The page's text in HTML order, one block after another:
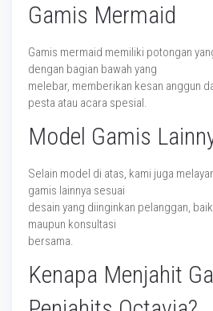
Gamis Mermaid
Gamis mermaid memiliki potongan
dengan bagian bawah yang
melebar, memberikan kesan anggun
pesta atau acara spesial.
Model Gamis
Selain model di atas, kami juga
gamis lainnya sesuai
desain yang diinginkan pelanggan,
maupun konsultasi
bersama.
Kenapa Menjahit